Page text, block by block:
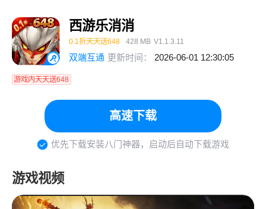
西游乐消消
0.1折天天送648 428 MB V1.1.3.11
双端互通 更新时间： 2026-06-01 12:30:05
游戏内天天送648
高速下载
优先下载安装八门神器，启动后自动下载游戏
游戏视频